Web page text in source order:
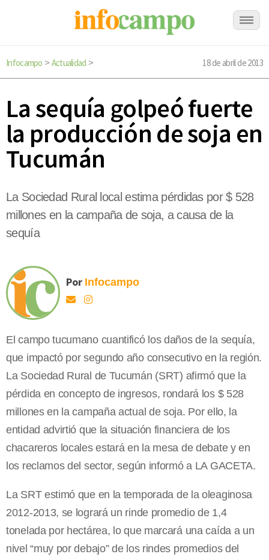
Infocampo > Actualidad > 18 de abril de 2013
La sequía golpeó fuerte
la producción de soja en
Tucumán
La Sociedad Rural local estima pérdidas por $ 528
millones en la campaña de soja, a causa de la
sequía
Por Infocampo
El campo tucumano cuantificó los daños de la sequía,
que impactó por segundo año consecutivo en la región.
La Sociedad Rural de Tucumán (SRT) afirmó que la
pérdida en concepto de ingresos, rondará los $ 528
millones en la campaña actual de soja. Por ello, la
entidad advirtió que la situación financiera de los
chacareros locales estará en la mesa de debate y en
los reclamos del sector, según informó a LA GACETA.
La SRT estimó que en la temporada de la oleaginosa
2012-2013, se logrará un rinde promedio de 1,4
tonelada por hectárea, lo que marcará una caída a un
nivel “muy por debajo” de los rindes promedios del